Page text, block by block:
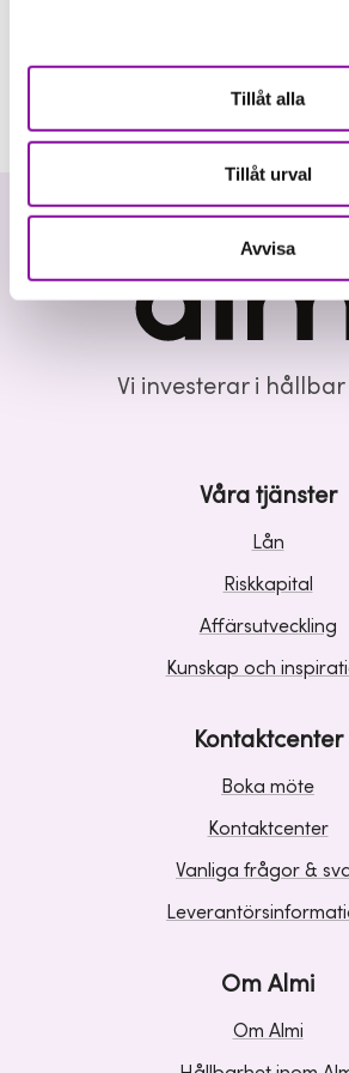
Tillåt alla
Tillåt urval
Avvisa
Vi investerar i
Våra tjänster
Lån
Riskkapital
Affärsutveckling
Kunskap och
Kontaktcenter
Boka möte
Kontaktcenter
Vanliga frågor &
Om Almi
Om Almi